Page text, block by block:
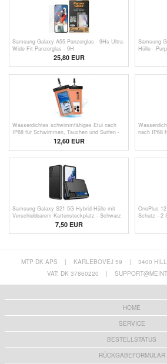
Samsung Galaxy A55 Panzerglas - 9Hs Ultra-
Wide Fit Panzerglas - 9H
25,80 EUR
Samsung
Hülle -
Wasserdichtes schwimmfähiges Etui nach
IP68 für Schwimmen, Tauchen und Surfen -
12,60 EUR
nach IP68
Samsung Galaxy S21 5G Hybrid-Hülle mit
Verschiebbarem Kartensteckplatz - Schwarz
7,50EUR
OnePlus
Schutz - 2
MTP DK APS | KARLEBOVEJ 59 | 3400
VAT: DK 37860220
|
HOME
SERVICE
BESTELLSTATUS
RÜCKGABEFORMULAR